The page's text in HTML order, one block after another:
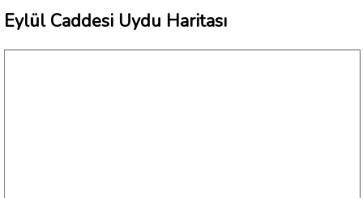
Eylül Caddesi Uydu Haritası